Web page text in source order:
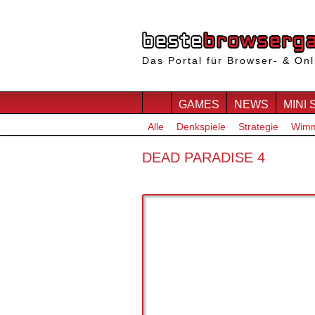
Das Portal für Browser- &
GAMES NEWS MINI
Alle Denkspiele Strategie
DEAD PARADISE 4